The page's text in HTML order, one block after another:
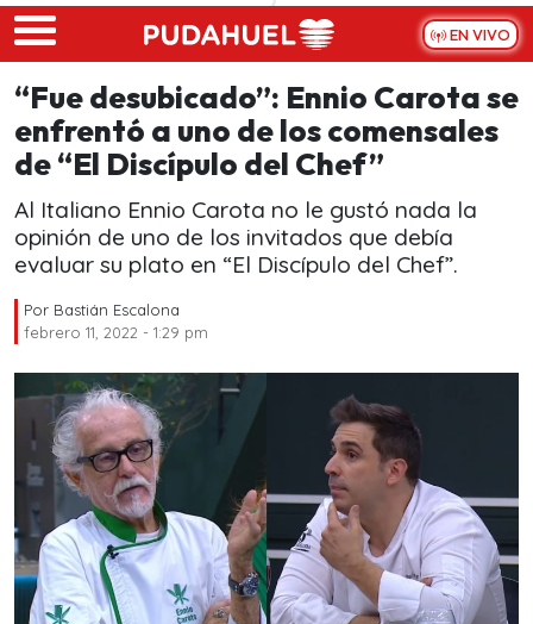
Skip to main content
EN VIVO
“Fue desubicado”: Ennio Carota se
enfrentó a uno de los comensales
de “El Discípulo del Chef”
Al Italiano Ennio Carota no le gustó nada la
opinión de uno de los invitados que debía
evaluar su plato en “El Discípulo del Chef”.
Por Bastián Escalona
febrero 11, 2022 - 1:29 pm